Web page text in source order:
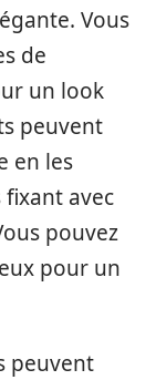
Vous
de
un look
peuvent
en les
fixant avec
pouvez
pour un
peuvent